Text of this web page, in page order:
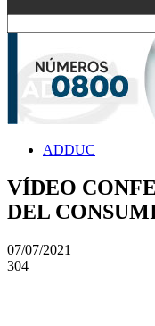
ADDUC
VÍDEO
DEL
07/07/2021
304